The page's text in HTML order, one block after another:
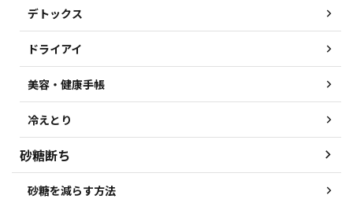
デトックス
ドライアイ
美容・健康手帳
冷えとり
砂糖断ち
砂糖を減らす方法